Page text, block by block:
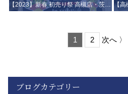
ブログカテゴリー
【2023】新春 初売り祭 高槻店・茨木店 同時開催 ～ご来店ありがとうございました～【満員御礼】
1 2 次へ 〉